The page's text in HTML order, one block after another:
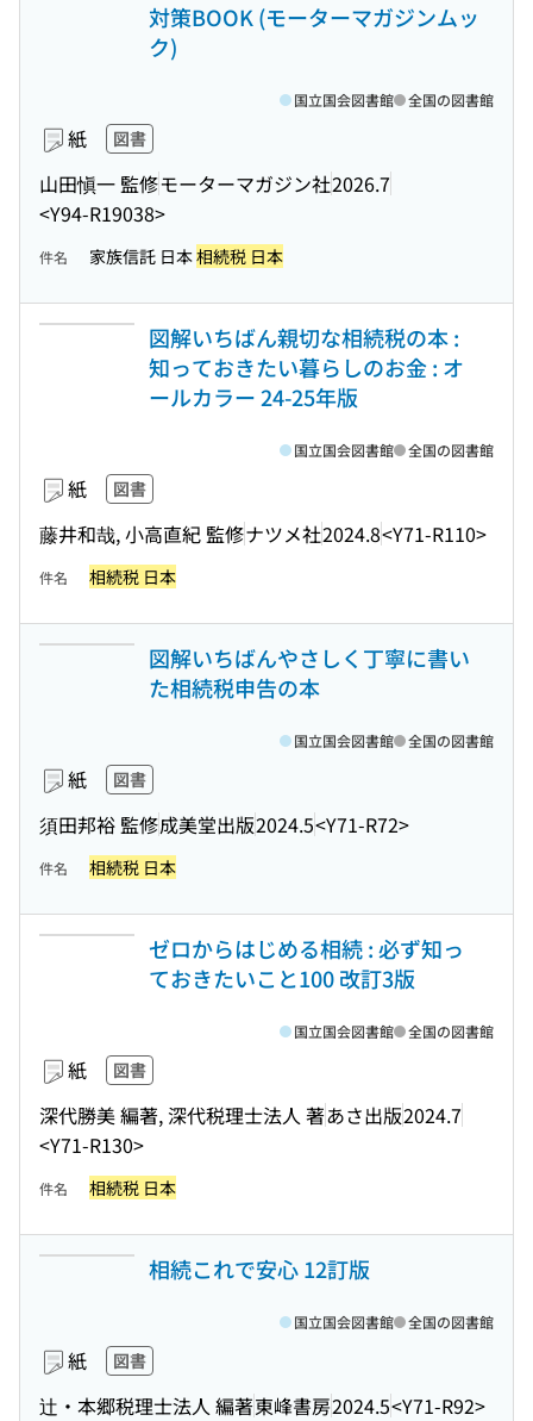
対策BOOK (モーターマガジンムッ
ク)
紙 図書
山田愼一 監修モーターマガジン社2026.7
<Y94-R19038>
国立国会図書館 全国の図書館
件名 家族信託 日本相続税 日本
図解いちばん親切な相続税の本 :
知っておきたい暮らしのお金 : オ
ールカラー 24-25年版
紙 図書
藤井和哉, 小高直紀 監修ナツメ社2024.8<Y71-R110>
国立国会図書館 全国の図書館
件名 相続税 日本
図解いちばんやさしく丁寧に書い
た相続税申告の本
紙 図書
須田邦裕 監修成美堂出版2024.5<Y71-R72>
国立国会図書館 全国の図書館
件名 相続税 日本
ゼロからはじめる相続 : 必ず知っ
ておきたいこと100 改訂3版
紙 図書
深代勝美 編著, 深代税理士法人 著あさ出版2024.7
<Y71-R130>
国立国会図書館 全国の図書館
件名 相続税 日本
相続これで安心 12訂版
紙 図書
辻・本郷税理士法人 編著東峰書房2024.5<Y71-R92>
国立国会図書館 全国の図書館